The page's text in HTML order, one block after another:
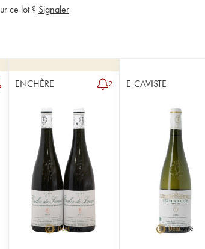
ce lot ? Signaler
ENCHÈRE 2 E-CAVISTE